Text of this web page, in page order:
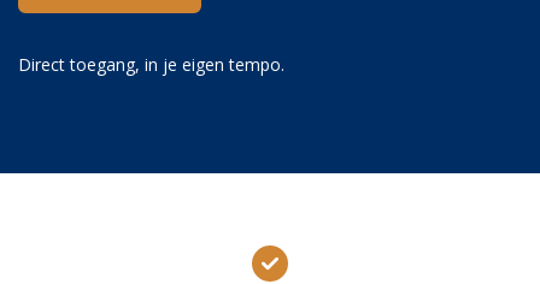
Direct toegang, in je eigen tempo.